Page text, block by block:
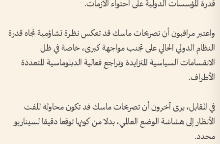
قدرة المؤسسات الدولية على احتواء الأزمات.
واعتبر مراقبون أن تصريحات ماسك قد تعكس نظرة تشاؤمية تجاه قدرة
النظام الدولي الحالي على تجنب مواجهة كبرى، خاصة في ظل
الانقسامات السياسية المتزايدة وتراجع فعالية الدبلوماسية المتعددة
الأطراف.
في المقابل، يرى آخرون أن تصريحات ماسك قد تكون محاولة للفت
الأنظار إلى هشاشة الوضع العالمي، بدلا من كونها توقعا دقيقا لسيناريو
محدد.